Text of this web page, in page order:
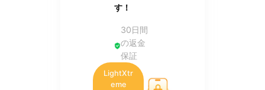
す！
30日間
の返金
保証
LightXtr
eme